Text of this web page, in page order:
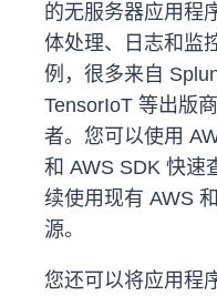
的无服务器应用程
体处理、日志和监
例，很多来自
TensorIoT 等出版
者。您可以使用
和 AWS SDK 快速
续使用现有 AWS
源。
您还可以将应用程